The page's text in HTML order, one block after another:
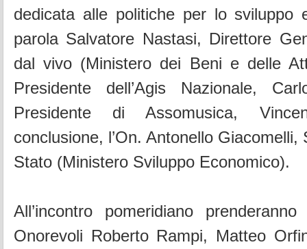
dedicata alle politiche per lo sviluppo
parola Salvatore Nastasi, Direttore
dal vivo (Ministero dei Beni e delle
Presidente dell’Agis Nazionale,
Presidente di Assomusica,
conclusione, l’On. Antonello Giacomelli,
Stato (Ministero Sviluppo Economico).
All’incontro pomeridiano
Onorevoli Roberto Rampi, Matteo